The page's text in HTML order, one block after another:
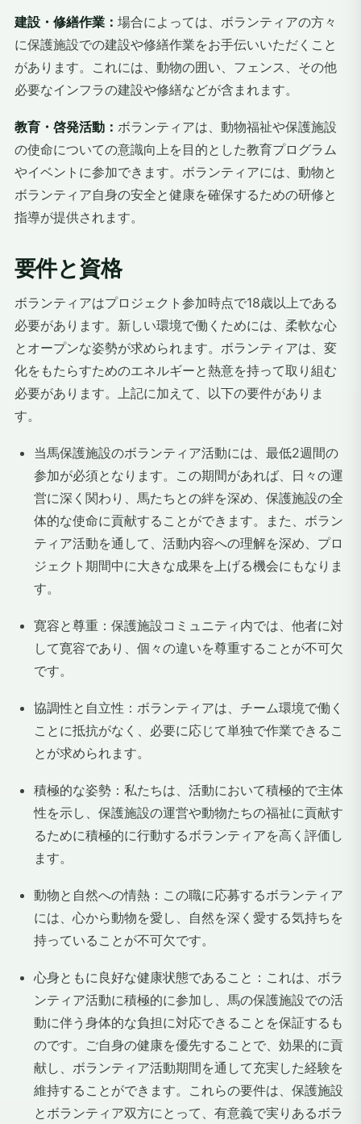
建設・修繕作業： 場合によっては、ボランティアの方々
に保護施設での建設や修繕作業をお手伝いいただくこと
があります。これには、動物の囲い、フェンス、その他
必要なインフラの建設や修繕などが含まれます。
教育・啓発活動： ボランティアは、動物福祉や保護施設
の使命についての意識向上を目的とした教育プログラム
やイベントに参加できます。ボランティアには、動物と
ボランティア自身の安全と健康を確保するための研修と
指導が提供されます。
要件と資格
ボランティアはプロジェクト参加時点で18歳以上である
必要があります。新しい環境で働くためには、柔軟な心
とオープンな姿勢が求められます。ボランティアは、変
化をもたらすためのエネルギーと熱意を持って取り組む
必要があります。上記に加えて、以下の要件がありま
す。
当馬保護施設のボランティア活動には、最低2週間の
参加が必須となります。この期間があれば、日々の運
営に深く関わり、馬たちとの絆を深め、保護施設の全
体的な使命に貢献することができます。また、ボラン
ティア活動を通して、活動内容への理解を深め、プロ
ジェクト期間中に大きな成果を上げる機会にもなりま
す。
寛容と尊重：保護施設コミュニティ内では、他者に対
して寛容であり、個々の違いを尊重することが不可欠
です。
協調性と自立性：ボランティアは、チーム環境で働く
ことに抵抗がなく、必要に応じて単独で作業できるこ
とが求められます。
積極的な姿勢：私たちは、活動において積極的で主体
性を示し、保護施設の運営や動物たちの福祉に貢献す
るために積極的に行動するボランティアを高く評価し
ます。
動物と自然への情熱：この職に応募するボランティア
には、心から動物を愛し、自然を深く愛する気持ちを
持っていることが不可欠です。
心身ともに良好な健康状態であること：これは、ボラ
ンティア活動に積極的に参加し、馬の保護施設での活
動に伴う身体的な負担に対応できることを保証するも
のです。ご自身の健康を優先することで、効果的に貢
献し、ボランティア活動期間を通して充実した経験を
維持することができます。これらの要件は、保護施設
とボランティア双方にとって、有意義で実りあるボラ